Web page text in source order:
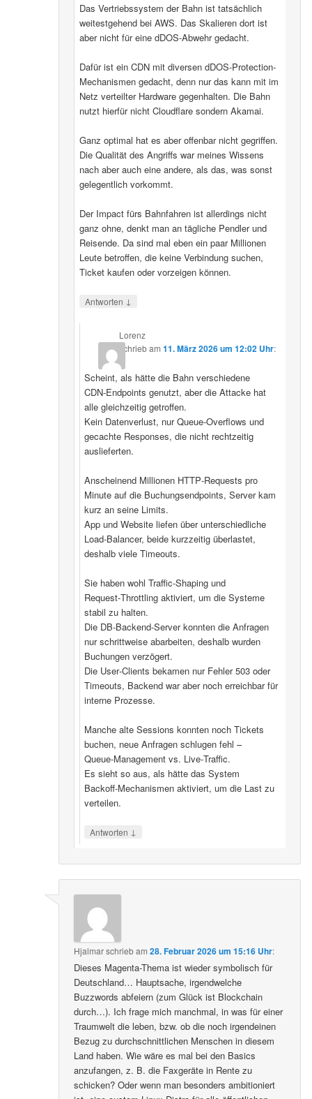
Das Vertriebssystem der Bahn ist tatsächlich
weitestgehend bei AWS. Das Skalieren dort ist
aber nicht für eine dDOS-Abwehr gedacht.
Dafür ist ein CDN mit diversen dDOS-Protection-
Mechanismen gedacht, denn nur das kann mit im
Netz verteilter Hardware gegenhalten. Die Bahn
nutzt hierfür nicht Cloudflare sondern Akamai.
Ganz optimal hat es aber offenbar nicht gegriffen.
Die Qualität des Angriffs war meines Wissens
nach aber auch eine andere, als das, was sonst
gelegentlich vorkommt.
Der Impact fürs Bahnfahren ist allerdings nicht
ganz ohne, denkt man an tägliche Pendler und
Reisende. Da sind mal eben ein paar Millionen
Leute betroffen, die keine Verbindung suchen,
Ticket kaufen oder vorzeigen können.
Antworten ↓
Lorenz
schriebam11. März 2026 um 12:02 Uhr:
Scheint, als hätte die Bahn verschiedene
CDN‑Endpoints genutzt, aber die Attacke hat
alle gleichzeitig getroffen.
Kein Datenverlust, nur Queue‑Overflows und
gecachte Responses, die nicht rechtzeitig
auslieferten.
Anscheinend Millionen HTTP‑Requests pro
Minute auf die Buchungsendpoints, Server kam
kurz an seine Limits.
App und Website liefen über unterschiedliche
Load‑Balancer, beide kurzzeitig überlastet,
deshalb viele Timeouts.
Sie haben wohl Traffic‑Shaping und
Request‑Throttling aktiviert, um die Systeme
stabil zu halten.
Die DB‑Backend-Server konnten die Anfragen
nur schrittweise abarbeiten, deshalb wurden
Buchungen verzögert.
Die User‑Clients bekamen nur Fehler 503 oder
Timeouts, Backend war aber noch erreichbar für
interne Prozesse.
Manche alte Sessions konnten noch Tickets
buchen, neue Anfragen schlugen fehl –
Queue‑Management vs. Live‑Traffic.
Es sieht so aus, als hätte das System
Backoff‑Mechanismen aktiviert, um die Last zu
verteilen.
Antworten ↓
Hjalmarschriebam28. Februar 2026 um 15:16 Uhr:
Dieses Magenta-Thema ist wieder symbolisch für
Deutschland… Hauptsache, irgendwelche
Buzzwords abfeiern (zum Glück ist Blockchain
durch…). Ich frage mich manchmal, in was für einer
Traumwelt die leben, bzw. ob die noch irgendeinen
Bezug zu durchschnittlichen Menschen in diesem
Land haben. Wie wäre es mal bei den Basics
anzufangen, z. B. die Faxgeräte in Rente zu
schicken? Oder wenn man besonders ambitioniert